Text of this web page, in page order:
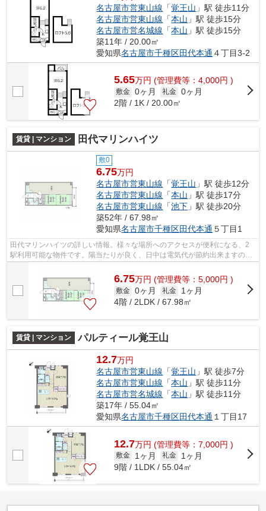
名古屋市営東山線 「覚王山 」駅 徒歩11分
名古屋市営東山線 「本山 」駅 徒歩15分
名古屋市営名城線 「本山 」駅 徒歩15分
築11年 / 20.00㎡
愛知県名古屋市千種区田代本通 ４丁目3-2
5.65万円 (管理費等：4,000円 )
敷金 0ヶ月 礼金 0ヶ月
2階 / 1K / 20.00㎡
賃貸 | マンション 田代マリンハイツ
敷0
6.75万円
名古屋市営東山線 「覚王山 」駅 徒歩12分
名古屋市営東山線 「本山 」駅 徒歩17分
名古屋市営東山線 「池下 」駅 徒歩20分
築52年 / 67.98㎡
愛知県名古屋市千種区田代本通 ５丁目1
田代マリンハイツの詳しい情報。様々な場所へのアクセスが便利になる、2
駅利用可能な物件です。陽当たりが良く、日中は電気代が節約出来ますので
おすすめです。駅近くに立地する物件で...
6.75万円 (管理費等：5,000円 )
敷金 0ヶ月 礼金
1ヶ月
4階 / 2LDK / 67.98㎡
賃貸 | マンション パルティール覚王山
12.7万円
名古屋市営東山線 「覚王山 」駅 徒歩7分
名古屋市営東山線 「本山 」駅 徒歩11分
名古屋市営名城線 「本山 」駅 徒歩11分
築17年 / 55.04㎡
愛知県名古屋市千種区田代本通 １丁目17
12.7万円 (管理費等：7,000円 )
敷金 1ヶ月 礼金
1ヶ月
9階 / 1LDK / 55.04㎡